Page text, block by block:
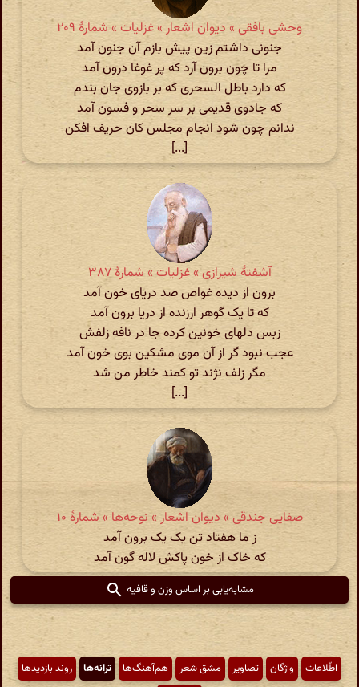
وحشی بافقی » دیوان اشعار » غزلیات » شمارهٔ ۲۰۹
جنونی داشتم زین پیش بازم آن جنون آمد
مرا تا چون برون آرد که پر غوغا درون آمد
که دارد باطل السحری که بر بازوی جان بندم
که جادوی قدیمی بر سر سحر و فسون آمد
ندانم چون شود انجام مجلس کان حریف افکن
[...]
آشفتهٔ شیرازی » غزلیات » شمارهٔ ۳۸۷
برون از دیده غواص صد دریای خون آمد
که تا یک گوهر ارزنده از دریا برون آمد
زبس دلهای خونین کرده جا در نافه زلفش
عجب نبود گر از آن موی مشکین بوی خون آمد
مگر زلف نژند تو کمند خاطر من شد
[...]
صفایی جندقی » دیوان اشعار » نوحه‌ها » شمارهٔ ۱۰
ز ما هفتاد تن یک یک برون آمد
که خاک از خون پاکش لاله گون آمد
مشابه‌یابی بر اساس وزن و قافیه
اطّلاعات واژگان تصاویر مشق شعر هم‌آهنگ‌ها ترانه‌ها
روند بازدیدها